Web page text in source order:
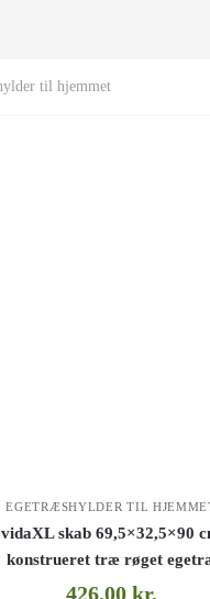
til hjemmet
EGETRÆSHYLDER TIL
vidaXL skab 69,5×32,5×90
konstrueret træ røget
426,00 kr.